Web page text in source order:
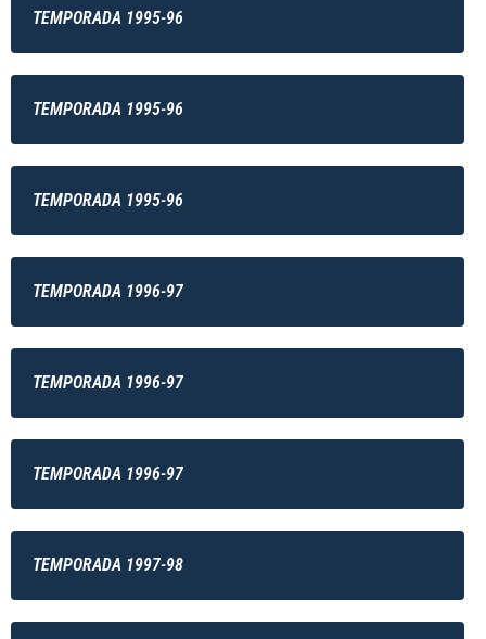
TEMPORADA 1995-96
TEMPORADA 1995-96
TEMPORADA 1995-96
TEMPORADA 1996-97
TEMPORADA 1996-97
TEMPORADA 1996-97
TEMPORADA 1997-98